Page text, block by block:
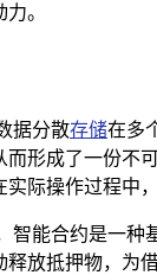
。
据分散存储在多
形成了一份
际操作过程中
能合约是一
放抵押物，